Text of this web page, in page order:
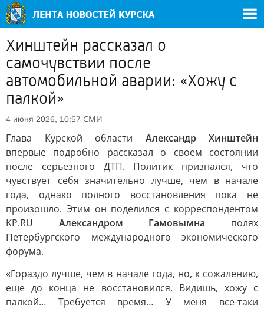
Хинштейн рассказал о
самочувствии после
автомобильной аварии: «Хожу с
палкой»
4 июня 2026, 10:57 СМИ
Глава Курской области Александр Хинштейн
впервые подробно рассказал о своем состоянии
после серьезного ДТП. Политик признался, что
чувствует себя значительно лучше, чем в начале
года, однако полного восстановления пока не
произошло. Этим он поделился с корреспондентом
KP.RU Александром Гамовымна полях
Петербургского международного экономического
форума.
«Гораздо лучше, чем в начале года, но, к сожалению,
еще до конца не восстановился. Видишь, хожу с
палкой… Требуется время… У меня все-таки